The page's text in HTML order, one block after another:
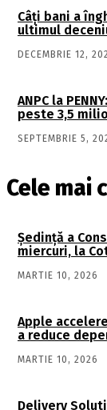
Câţi bani a
ultimul
DECEMBRIE 12,
ANPC la
peste 3,5
SEPTEMBRIE 5,
Cele mai
Şedinţă a
miercuri, la
MARTIE 10, 2026
Apple
a reduce
MARTIE 10, 2026
Delivery